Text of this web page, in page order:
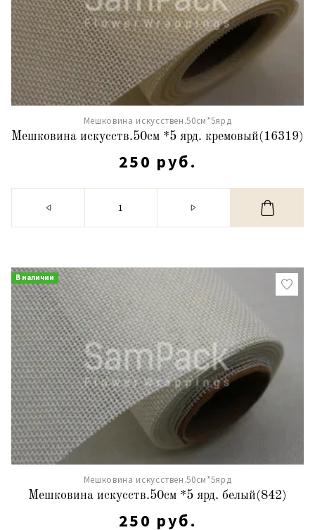
Мешковина искусствен.50см*5ярд
Мешковина искусств.50см *5 ярд. кремовый(16319)
250 руб.
В наличии
Мешковина искусствен.50см*5ярд
Мешковина искусств.50см *5 ярд. белый(842)
250 руб.